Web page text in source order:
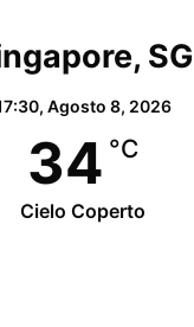
SG
Agosto 8, 2026
34 °C
Cielo Coperto